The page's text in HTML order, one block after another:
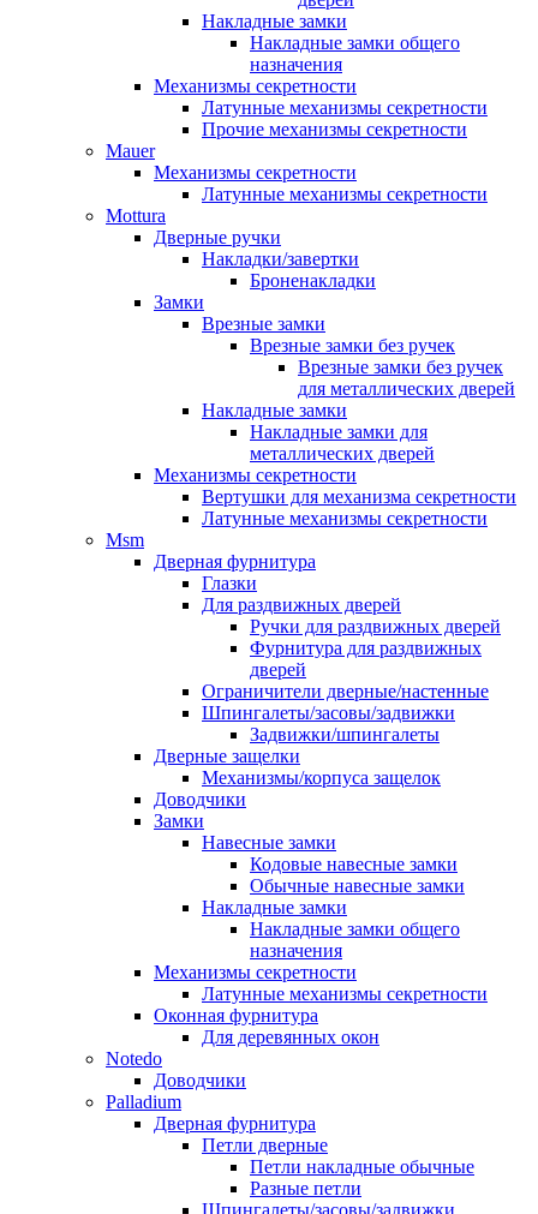
Накладные замки
Накладные замки общего
назначения
Механизмы секретности
Латунные механизмы секретности
Прочие механизмы секретности
Mauer
Механизмы секретности
Латунные механизмы секретности
Mottura
Дверные ручки
Накладки/завертки
Броненакладки
Замки
Врезные замки
Врезные замки без ручек
Врезные замки без ручек
для металлических дверей
Накладные замки
Накладные замки для
металлических дверей
Механизмы секретности
Вертушки для механизма секретности
Латунные механизмы секретности
Msm
Дверная фурнитура
Глазки
Для раздвижных дверей
Ручки для раздвижных дверей
Фурнитура для раздвижных
дверей
Ограничители дверные/настенные
Шпингалеты/засовы/задвижки
Задвижки/шпингалеты
Дверные защелки
Механизмы/корпуса защелок
Доводчики
Замки
Навесные замки
Кодовые навесные замки
Обычные навесные замки
Накладные замки
Накладные замки общего
назначения
Механизмы секретности
Латунные механизмы секретности
Оконная фурнитура
Для деревянных окон
Notedo
Доводчики
Palladium
Дверная фурнитура
Петли дверные
Петли накладные обычные
Разные петли